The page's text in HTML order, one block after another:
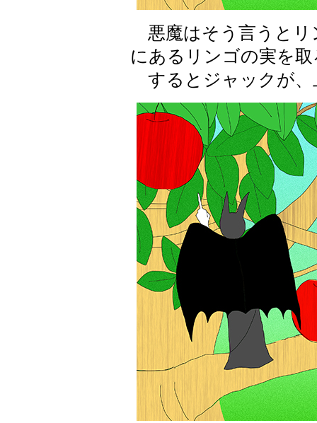
悪魔はそう言うとリ
にあるリンゴの実を
するとジャックが、